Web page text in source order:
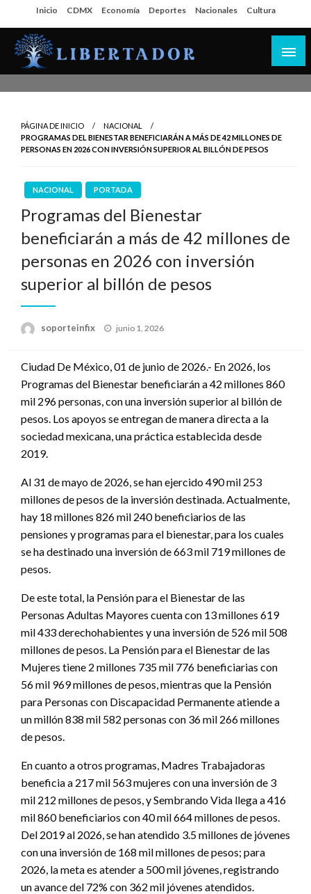
al
contenido
Inicio CDMX Economía Deportes Nacionales Cultura
PÁGINA DE INICIO
NACIONAL
PROGRAMAS DEL BIENESTAR BENEFICIARÁN A MÁS DE 42 MILLONES DE
PERSONAS EN 2026 CON INVERSIÓN SUPERIOR AL BILLÓN DE PESOS
NACIONAL PORTADA
Programas del Bienestar
beneficiarán a más de 42 millones de
personas en 2026 con inversión
superior al billón de pesos
soporteinfix
Publicado
junio 1, 2026
Ciudad De México, 01 de junio de 2026.- En 2026, los
Programas del Bienestar beneficiarán a 42 millones 860
mil 296 personas, con una inversión superior al billón de
pesos. Los apoyos se entregan de manera directa a la
sociedad mexicana, una práctica establecida desde
2019.
Al 31 de mayo de 2026, se han ejercido 490 mil 253
millones de pesos de la inversión destinada. Actualmente,
hay 18 millones 826 mil 240 beneficiarios de las
pensiones y programas para el bienestar, para los cuales
se ha destinado una inversión de 663 mil 719 millones de
pesos.
De este total, la Pensión para el Bienestar de las
Personas Adultas Mayores cuenta con 13 millones 619
mil 433 derechohabientes y una inversión de 526 mil 508
millones de pesos. La Pensión para el Bienestar de las
Mujeres tiene 2 millones 735 mil 776 beneficiarias con
56 mil 969 millones de pesos, mientras que la Pensión
para Personas con Discapacidad Permanente atiende a
un millón 838 mil 582 personas con 36 mil 266 millones
de pesos.
En cuanto a otros programas, Madres Trabajadoras
beneficia a 217 mil 563 mujeres con una inversión de 3
mil 212 millones de pesos, y Sembrando Vida llega a 416
mil 860 beneficiarios con 40 mil 664 millones de pesos.
Del 2019 al 2026, se han atendido 3.5 millones de jóvenes
con una inversión de 168 mil millones de pesos; para
2026, la meta es atender a 500 mil jóvenes, registrando
un avance del 72% con 362 mil jóvenes atendidos.